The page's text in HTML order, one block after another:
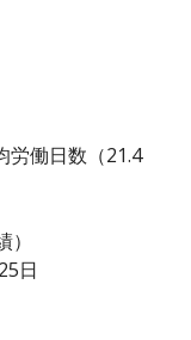
労働日数（21.4
日